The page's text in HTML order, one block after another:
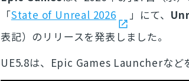
「State of Unreal 2026 」にて、
表記）のリリースを発表しました。
UE5.8は、Epic Games Launcherなど